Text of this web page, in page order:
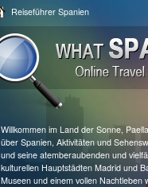
Reiseführer Spanien
Willkommen im Land der Sonne,
über Spanien, Aktivitäten und
und seine atemberaubenden und
kulturellen Hauptstädten Madrid und
Museen und einem vollen Nachtleben